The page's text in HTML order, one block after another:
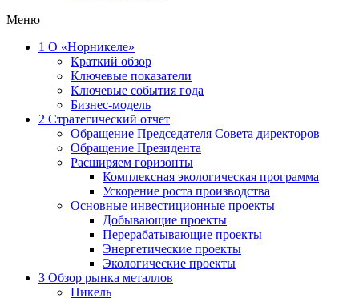
Меню
1 О «Норникеле»
Краткий обзор
Ключевые показатели
Ключевые события года
Бизнес-модель
2 Стратегический отчет
Обращение Председателя Совета директоров
Обращение Президента
Расширяем горизонты
Комплексная экологическая программа
Ускорение роста производства
Основные инвестиционные проекты
Добывающие проекты
Перерабатывающие проекты
Энергетические проекты
Экологические проекты
3 Обзор рынка металлов
Никель